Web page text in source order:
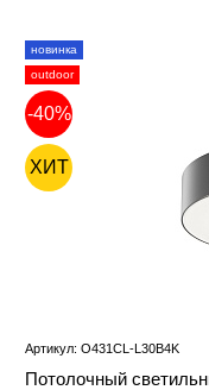
новинка
outdoor
-40%
ХИТ
Артикул: O431CL-L30B4K
Потолочный